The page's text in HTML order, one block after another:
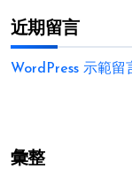
近期留言
WordPress 示範留
彙整